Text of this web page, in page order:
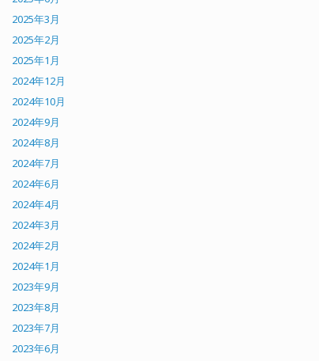
2025年3月
2025年2月
2025年1月
2024年12月
2024年10月
2024年9月
2024年8月
2024年7月
2024年6月
2024年4月
2024年3月
2024年2月
2024年1月
2023年9月
2023年8月
2023年7月
2023年6月